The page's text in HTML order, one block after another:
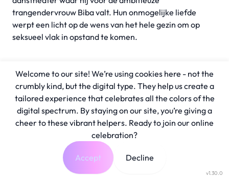
trangendervrouw Biba valt. Hun onmogelijke liefde
werpt een licht op de wens van het hele gezin om op
seksueel vlak in opstand te komen.
v1.30.0
Welcome to our site! We’re using cookies here - not the
crumbly kind, but the digital type. They help us create a
tailored experience that celebrates all the colors of the
digital spectrum. By staying on our site, you’re giving a
cheer to these vibrant helpers. Ready to join our online
celebration?
Accept Decline